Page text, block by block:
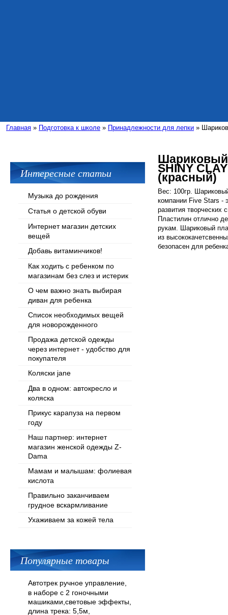
Главная » Подготовка к школе » Принадлежности для лепки »
Интересные статьи
Музыка до рождения
Статья о детской обуви
Интернет магазин детских
вещей
Добавь витаминчиков!
Как ходить с ребенком по
магазинам без слез и истерик
О чем важно знать выбирая
диван для ребенка
Список необходимых вещей
для новорожденного
Продажа детской одежды
через интернет - удобство для
покупателя
Коляски jane
Два в одном: автокресло и
коляска
Прикус карапуза на первом
году
Наш партнер: интернет
магазин женской одежды Z-
Dama
Мамам и малышам: фолиевая
кислота
Правильно заканчиваем
грудное вскармливание
Ухаживаем за кожей тела
Популярные товары
Автотрек ручное управление,
в наборе с 2 гоночными
машиками,световые эффекты,
длина трека: 5,5м,
Шариковый
SHINY
(красный)
Вес: 100гр.
компании Five Stars -
развития творческих
Пластилин отлично
рукам. Шариковый
из
безопасен для